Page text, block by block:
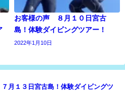
お客様の声 ８月１０日宮古
島！体験ダイビングツアー！
2022年1月10日
月１３日宮古島！体験ダイビングツ